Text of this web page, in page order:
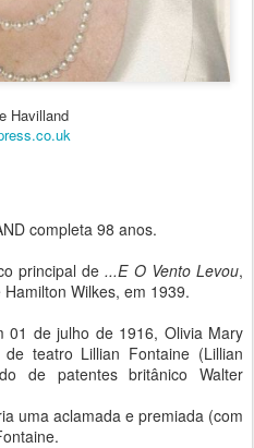
Havilland
completa 98 anos.
principal de...E O Vento Levou,
Wilkes, em 1939.
01 de julho de 1916, Olivia Mary
teatro Lillian Fontaine (Lillian
de patentes britânico Walter
uma aclamada e premiada (com